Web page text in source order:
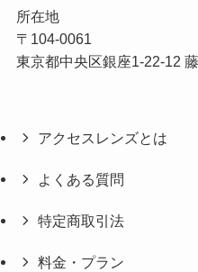
所在地
〒104-0061
東京都中央区銀座1-22-12
アクセスレンズとは
よくある質問
特定商取引法
料金・プラン